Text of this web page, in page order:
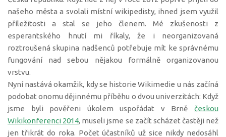
našeho města a svolali místní wikipedisty, ihned jsem využil
příležitosti a stal se jeho členem. Mé zkušenosti z
esperantského hnutí mi říkaly, že i neorganizovaná
roztroušená skupina nadšenců potřebuje mít ke správnému
fungování nad sebou nějakou formálně organizovanou
vrstvu.
Nyní nastává okamžik, kdy se historie Wikimedie u nás začíná
podobat onomu dějinnému příběhu o dvou univerzitách: Když
jsme byli pověřeni úkolem uspořádat v Brně českou
Wikikonferenci 2014, museli jsme se začít scházet častěji než
jen třikrát do roka. Počet účastníků už sice nikdy nedosáhl